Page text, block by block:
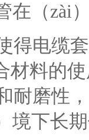
在（
得电缆
材料的
耐磨性
境下长